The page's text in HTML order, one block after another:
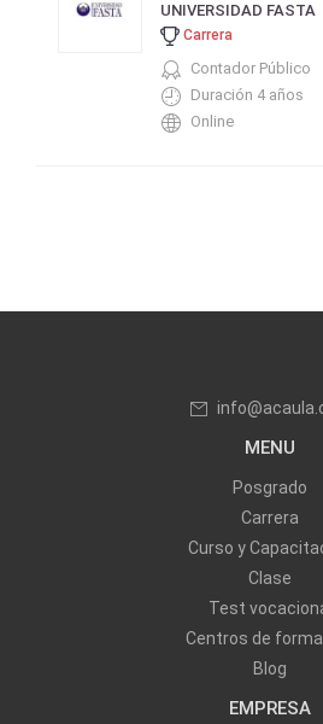
UNIVERSIDAD FASTA
Carrera
Contador Público
Duración 4 años
Online
MENU
Posgrado
Carrera
Curso y
Clase
Test
Centros de
Blog
EMPRESA